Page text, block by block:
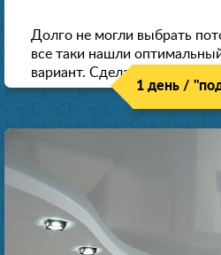
Долго не могли выбрать
все таки нашли
вариант. Сделали скидку
1 день /